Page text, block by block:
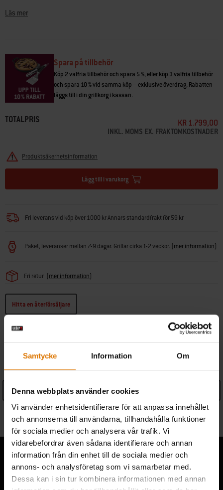
Samtycke Information Om
Denna webbplats använder cookies
Vi använder enhetsidentifierare för att anpassa innehållet
och annonserna till användarna, tillhandahålla funktioner
för sociala medier och analysera vår trafik. Vi
vidarebefordrar även sådana identifierare och annan
information från din enhet till de sociala medier och
annons- och analysföretag som vi samarbetar med.
Dessa kan i sin tur kombinera informationen med annan
• Passar SmokeFire EX6 träpelletsgrillar
Gallerdiameter: 7 mm
Läs mer
Spara på tillbehör
Köp 2 valfria tillbehör och spara 5 %, eller köp 3 valfria tillbehör
och spara 10 % vid samma köp – exklusive överdrag. Rabatten
läggs till i din grillkorg i kassan.
TOTALPRIS KR 1.799,00
INKL. MOMS EX. FRAKTOMKOSTNADER
Produktsäkerhetsinformation
Lägg till i varukorg
Fri leverans vid köp över 1000 kr Annars standardfrakt för 59 kr
Paket, leveranser mellan 7-9 dagar. Grillar cirka 1-2 veckor. (mer information)
Fri retur (mer information)
Hitta en återförsäljare
See Details
Information om tillverkare